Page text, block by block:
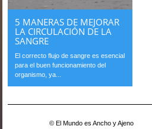
5 MANERAS DE MEJORAR
LA CIRCULACIÓN DE LA
SANGRE
El correcto flujo de sangre es esencial
para el buen funcionamiento del
organismo, ya...
© El Mundo es Ancho y Ajeno